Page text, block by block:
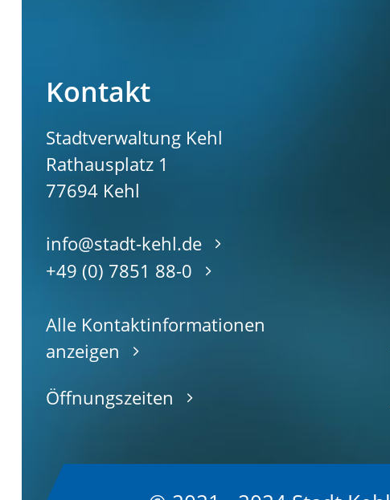
Kontakt
Stadtverwaltung Kehl
Rathausplatz 1
77694 Kehl
info@stadt-kehl.de
+49 (0) 7851 88-0
Alle Kontaktinformationen
anzeigen
Öffnungszeiten